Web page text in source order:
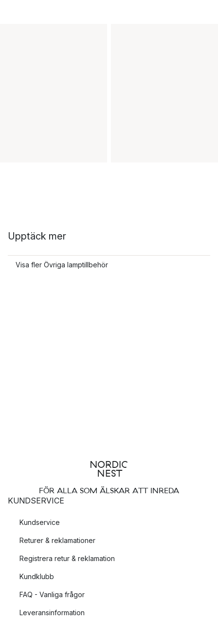
Upptäck mer
Visa fler Övriga lamptillbehör
FÖR ALLA SOM ÄLSKAR ATT INREDA
KUNDSERVICE
Kundservice
Returer & reklamationer
Registrera retur & reklamation
Kundklubb
FAQ - Vanliga frågor
Leveransinformation